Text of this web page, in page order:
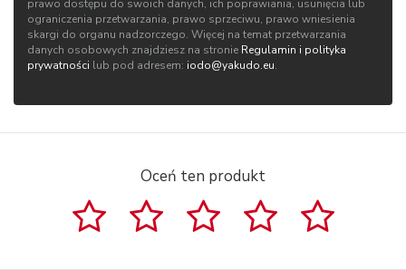
prawo dostępu do swoich danych, ich poprawiania, usunięcia lub
ograniczenia przetwarzania, prawo sprzeciwu, prawo wniesienia
skargi do organu nadzorczego. Więcej na temat przetwarzania
danych osobowych znajdziesz na stronie Regulamin i polityka
prywatności lub pod adresem: iodo@yakudo.eu.
Oceń ten produkt